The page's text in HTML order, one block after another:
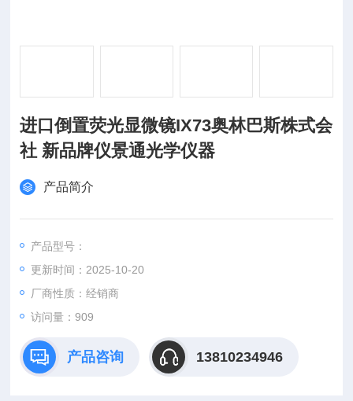
进口倒置荧光显微镜IX73奥林巴斯株式会
社 新品牌仪景通光学仪器
产品简介
产品型号：
更新时间：2025-10-20
厂商性质：经销商
访问量：909
产品咨询 13810234946